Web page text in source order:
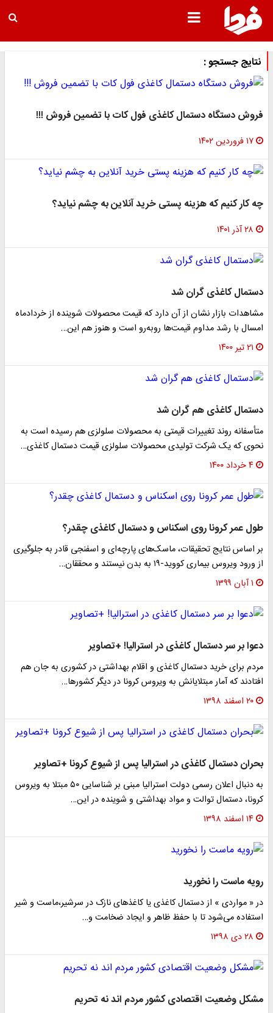
نتایج جستجو :
فروش دستگاه دستمال کاغذی فول کات با تضمین فروش !!!
۱۷ فروردین ۱۴۰۲
چه کار کنیم که هزینه پستی خرید آنلاین به چشم نیاید؟
۲۸ آذر ۱۴۰۱
دستمال کاغذی گران شد
مشاهدات بازار نشان از آن دارد که قیمت محصولات شوینده از خردادماه
امسال با رشد مداوم قیمت‌ها روبه‌رو است و هنوز هم این…
۲۱ تیر ۱۴۰۰
دستمال کاغذی هم گران شد
متأسفانه روند تغییرات قیمتی به محصولات سلولزی هم رسیده است به
نحوی که یک شرکت تولیدی محصولات سلولزی قیمت دستمال کاغذی…
۴ خرداد ۱۴۰۰
طول عمر کرونا روی اسکناس و دستمال‌ کاغذی چقدر؟
بر اساس نتایج تحقیقات، ماسک‌های پارچه‌ای و اسفنجی قادر به جلوگیری
از ورود ویروس بیماری کووید-۱۹ به بدن نیستند و محققان…
۱ آبان ۱۳۹۹
دعوا بر سر دستمال کاغذی در استرالیا! +تصاویر
مردم برای خرید دستمال کاغذی و اقلام بهداشتی در کشوری به جان هم
افتادند که آمار مبتلایانش به ویروس کرونا در دیگر کشورها…
۲۰ اسفند ۱۳۹۸
بحران دستمال کاغذی در استرالیا پس از شیوع کرونا +تصاویر
به دنبال اعلان رسمی دولت استرالیا مبنی بر شناسایی ۵۰ مبتلا به ویروس
کرونا، دستمال توالت و مواد بهداشتی و شوینده در این…
۱۴ اسفند ۱۳۹۸
رویه ماست را نخورید
در « مواردی » از دستمال کاغذی یا کاغذ‌های نازک در سرشیر،ماست و شیر
استفاده می‌شود تا با حفظ ظاهر و ایجاد ضخامت و…
۲۸ دی ۱۳۹۸
مشکل وضعیت اقتصادی کشور مردم اند نه تحریم